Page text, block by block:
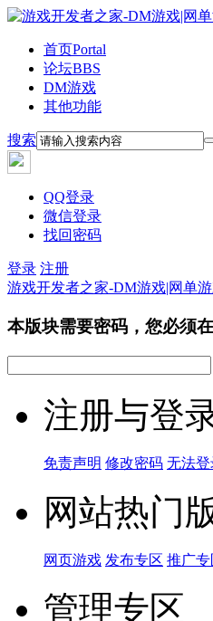
首页Portal
论坛BBS
DM游戏
其他功能
搜索
QQ登录
微信登录
找回密码
登录 注册
游戏开发者之家-DM游戏|网单
本版块需要密码，您必须
注册与登
免责声明 修改密码 无法登
网站热门
网页游戏 发布专区 推广专
管理专区